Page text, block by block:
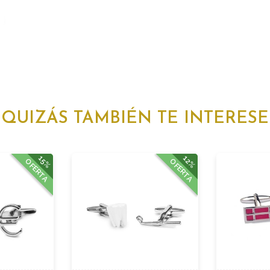
QUIZÁS TAMBIÉN TE INTERESE
15%
OFERTA 12%
OFERTA